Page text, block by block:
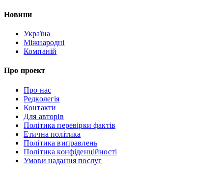
Новини
Україна
Міжнародні
Компаній
Про проект
Про нас
Редколегія
Контакти
Для авторів
Політика перевірки фактів
Етична політика
Політика виправлень
Політика конфіденційності
Умови надання послуг